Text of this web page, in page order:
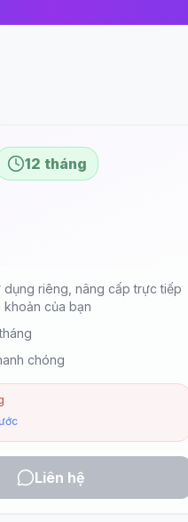
12 tháng
dụng riêng, nâng cấp trực tiếp
khoản của bạn
chóng
Liên hệ